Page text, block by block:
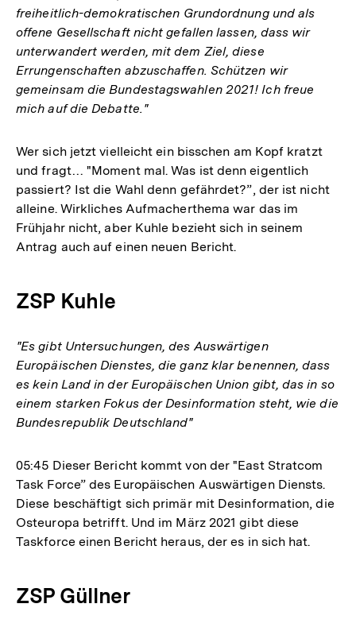
freiheitlich-demokratischen Grundordnung und als
offene Gesellschaft nicht gefallen lassen, dass wir
unterwandert werden, mit dem Ziel, diese
Errungenschaften abzuschaffen. Schützen wir
gemeinsam die Bundestagswahlen 2021! Ich freue
mich auf die Debatte."
Wer sich jetzt vielleicht ein bisschen am Kopf kratzt
und fragt… "Moment mal. Was ist denn eigentlich
passiert? Ist die Wahl denn gefährdet?”, der ist nicht
alleine. Wirkliches Aufmacherthema war das im
Frühjahr nicht, aber Kuhle bezieht sich in seinem
Antrag auch auf einen neuen Bericht.
ZSP Kuhle
"Es gibt Untersuchungen, des Auswärtigen
Europäischen Dienstes, die ganz klar benennen, dass
es kein Land in der Europäischen Union gibt, das in so
einem starken Fokus der Desinformation steht, wie die
Bundesrepublik Deutschland"
05:45 Dieser Bericht kommt von der "East Stratcom
Task Force” des Europäischen Auswärtigen Diensts.
Diese beschäftigt sich primär mit Desinformation, die
Osteuropa betrifft. Und im März 2021 gibt diese
Taskforce einen Bericht heraus, der es in sich hat.
ZSP Güllner